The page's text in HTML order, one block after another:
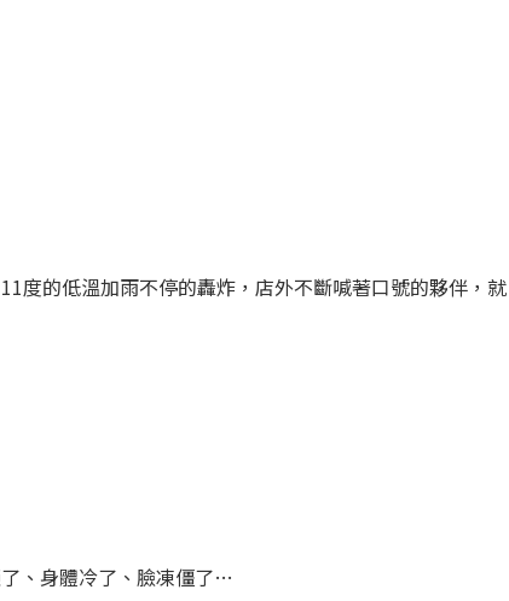
度的低溫加雨不停的轟炸，店外不斷喊著口號的夥伴，就
、身體冷了、臉凍僵了…